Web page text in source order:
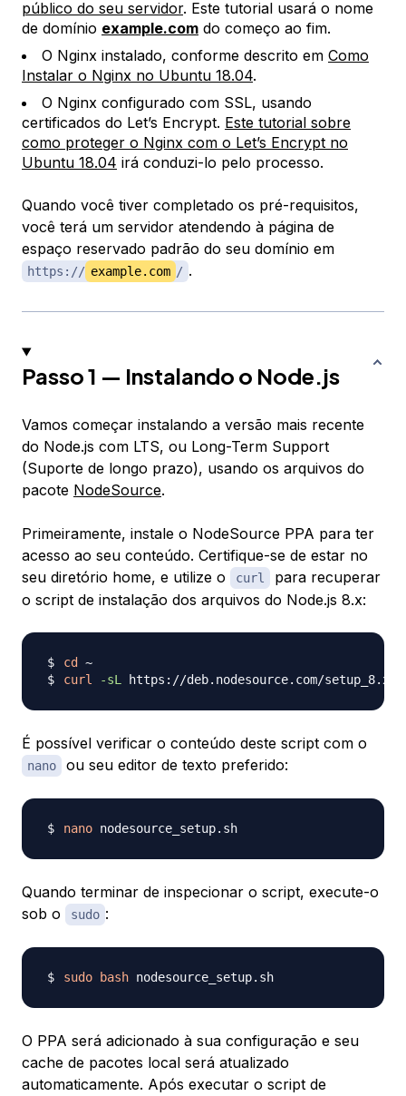
público do seu servidor. Este tutorial usará o nome
de domínio example.com do começo ao fim.
O Nginx instalado, conforme descrito em Como
Instalar o Nginx no Ubuntu 18.04.
O Nginx configurado com SSL, usando
certificados do Let’s Encrypt. Este tutorial sobre
como proteger o Nginx com o Let’s Encrypt no
Ubuntu 18.04 irá conduzi-lo pelo processo.
Quando você tiver completado os pré-requisitos,
você terá um servidor atendendo à página de
espaço reservado padrão do seu domínio em
https:// example.com / .
Passo 1 — Instalando o Node.js
Vamos começar instalando a versão mais recente
do Node.js com LTS, ou Long-Term Support
(Suporte de longo prazo), usando os arquivos do
pacote NodeSource.
Primeiramente, instale o NodeSource PPA para ter
acesso ao seu conteúdo. Certifique-se de estar no
seu diretório home, e utilize o
curl
para recuperar
o script de instalação dos arquivos do Node.js 8.x:
cd
curl
-sL https://deb.nodesource.com/setup_8.x
É possível verificar o conteúdo deste script com o
nano ou seu editor de texto preferido:
nano
Quando terminar de inspecionar o script, execute-o
sob o
sudo :
sudo bash
O PPA será adicionado à sua configuração e seu
cache de pacotes local será atualizado
automaticamente. Após executar o script de